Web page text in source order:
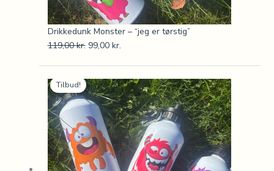
Drikkedunk Monster – “jeg er tørstig”
119,00kr. 99,00 kr.
Tilbud!
oprindelige
pris
var:
119,00 kr..
aktuelle
pris
er:
99,00 kr..